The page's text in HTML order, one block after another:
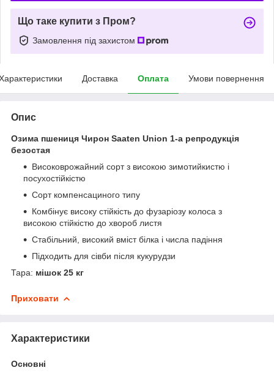
Що таке купити з Пром?
Замовлення під захистом
Доставка Оплата Умови повернення
Опис
Озима пшениця Чирон Saaten Union 1-а репродукція
безостая
Високоврожайний сорт з високою зимотийкистю і
посухостійкістю
Сорт компенсациного типу
Комбінує високу стійкість до фузаріозу колоса з
високою стійкістю до хвороб листя
Стабільний, високий вміст білка і числа падіння
Підходить для сівби після кукурудзи
Тара: мішок 25 кг
Приховати
Характеристики
Основні